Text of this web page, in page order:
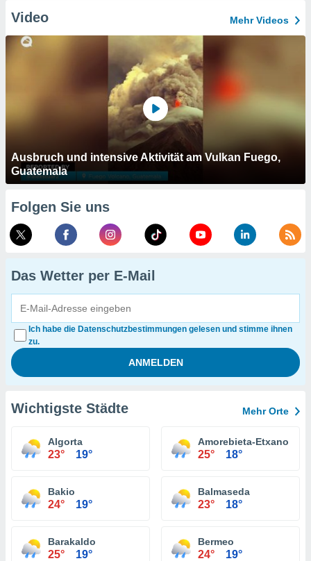
Video Mehr Videos
Ausbruch und intensive Aktivität am Vulkan Fuego,
Guatemala
Folgen Sie uns
Das Wetter per E-Mail
Ich habe die Datenschutzbestimmungen gelesen und stimme ihnen
zu.
Wichtigste Städte Mehr Orte
Algorta
23° 19°
Amorebieta-Etxano
25° 18°
Bakio
24° 19°
Balmaseda
23° 18°
Barakaldo
25° 19°
Bermeo
24° 19°